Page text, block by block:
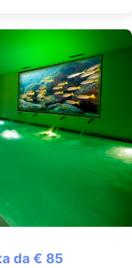
da € 85